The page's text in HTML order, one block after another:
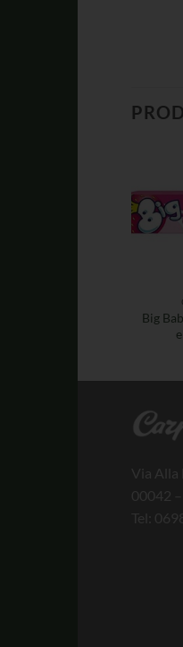
Big
Via Alla
00042
Tel: